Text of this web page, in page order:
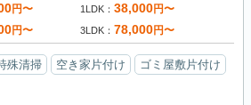
円〜 1LDK 38,000円〜
円〜 3LDK 78,000円〜
殊清掃 空き家片付け
ゴミ屋敷片付け